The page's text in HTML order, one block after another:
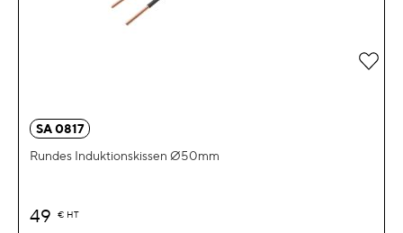
SA 0817
Rundes Induktionskissen Ø50mm
49 € HT
Zur